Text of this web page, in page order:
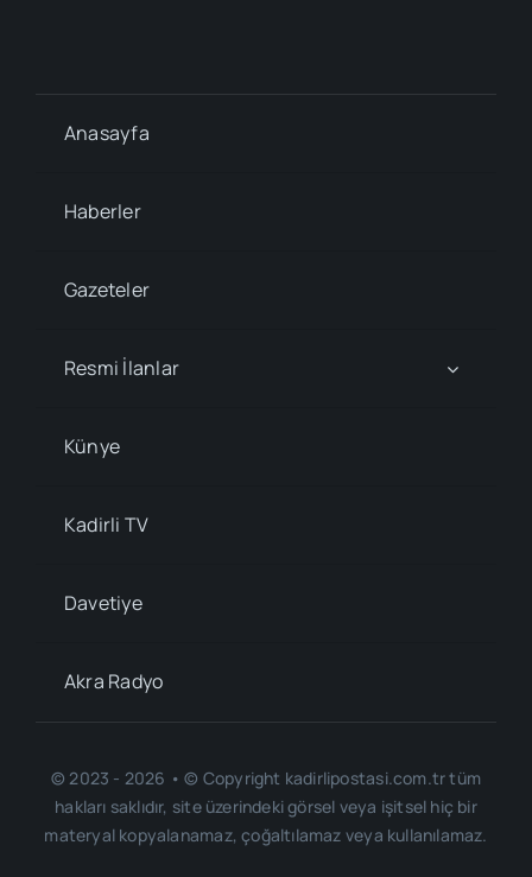
Anasayfa
Haberler
Gazeteler
Resmi İlanlar
Künye
Kadirli TV
Davetiye
Akra Radyo
© 2023 - 2026 • © Copyright kadirlipostasi.com.tr tüm
hakları saklıdır, site üzerindeki görsel veya işitsel hiç bir
materyal kopyalanamaz, çoğaltılamaz veya kullanılamaz.